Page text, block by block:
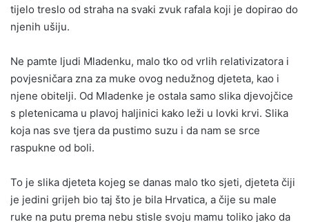
tijelo treslo od straha na svaki zvuk rafala koji je dopirao do
njenih ušiju.
Ne pamte ljudi Mladenku, malo tko od vrlih relativizatora i
povjesničara zna za muke ovog nedužnog djeteta, kao i
njene obitelji. Od Mladenke je ostala samo slika djevojčice
s pletenicama u plavoj haljinici kako leži u lovki krvi. Slika
koja nas sve tjera da pustimo suzu i da nam se srce
raspukne od boli.
To je slika djeteta kojeg se danas malo tko sjeti, djeteta čiji
je jedini grijeh bio taj što je bila Hrvatica, a čije su male
ruke na putu prema nebu stisle svoju mamu toliko jako da